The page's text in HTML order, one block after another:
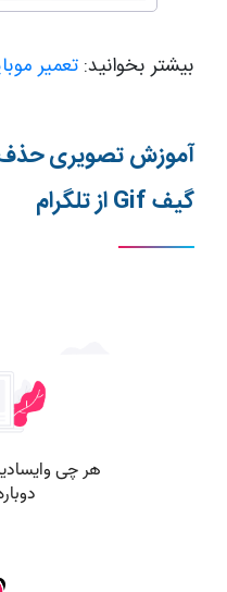
بیشتر بخوانید: تعمیر
آموزش تصویری
گیف Gif از تلگرام